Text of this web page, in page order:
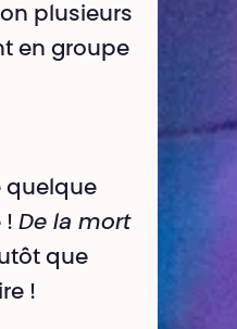
plusieurs
en groupe
quelque
! De la mort
que
!